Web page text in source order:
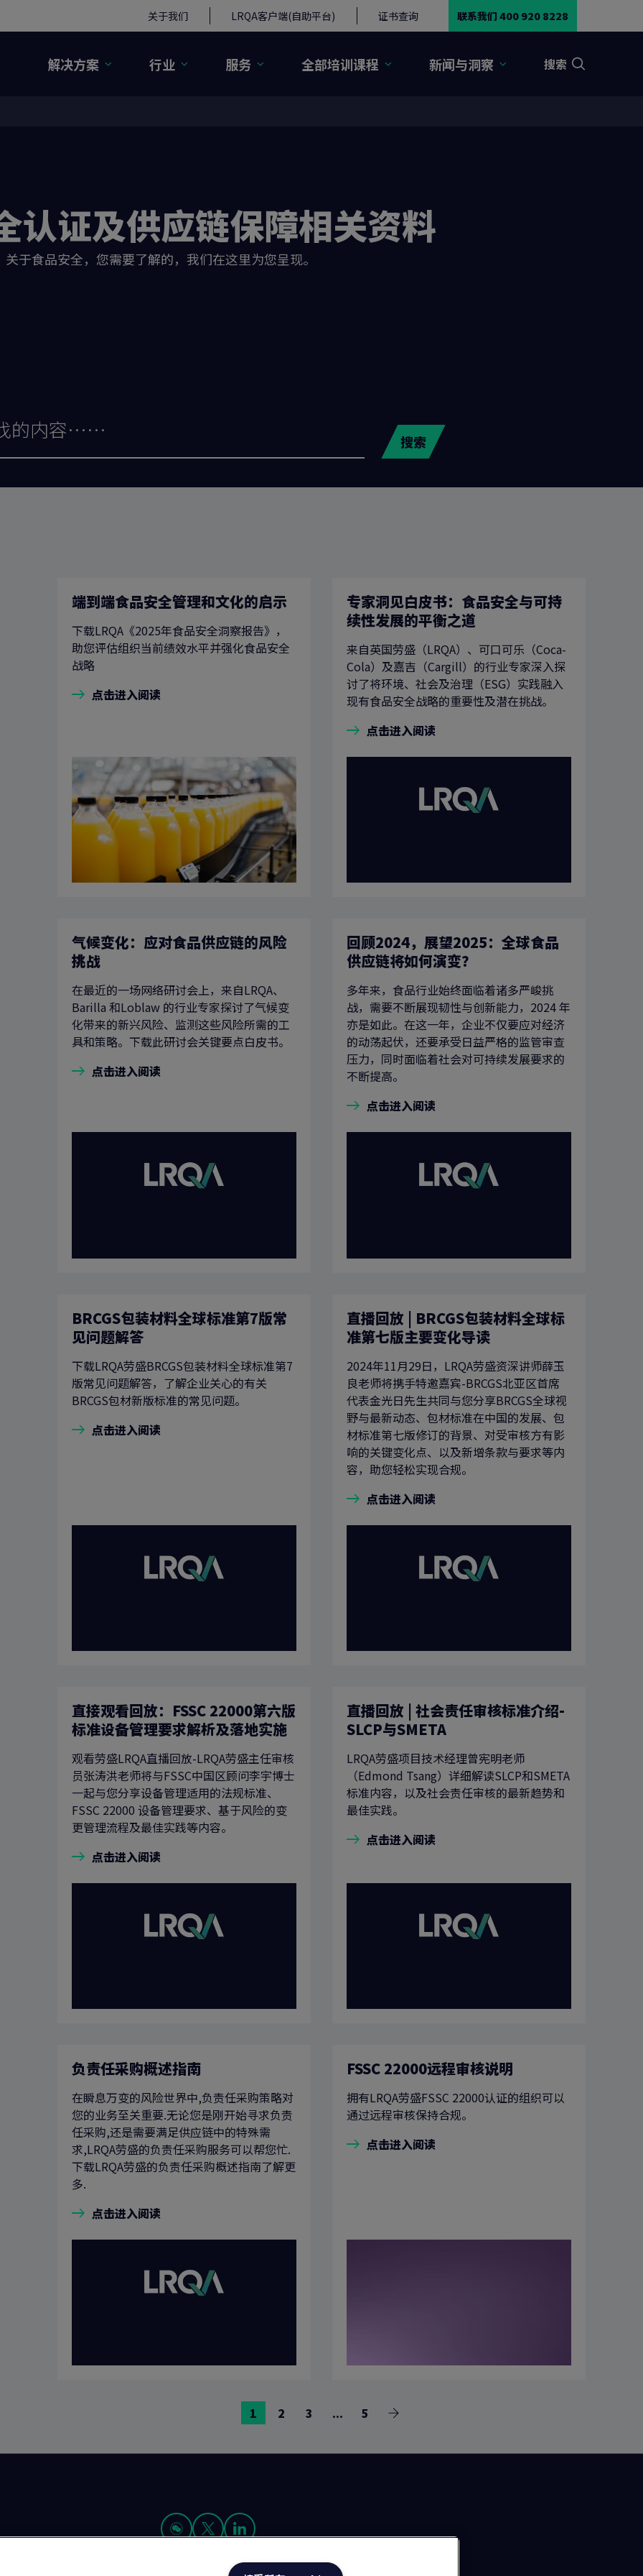
关于我们 LRQA客户端(自助平台) 证书查询 联系我们 400 920 8228
解决方案 行业 服务 全部培训课程 新闻与洞察 搜索
认证及供应链保障相关资料
关于食品安全，您需要了解的，我们在这里为您呈现。
搜索
端到端食品安全管理和文化的启示
下载LRQA《2025年食品安全洞察报告》，
助您评估组织当前绩效水平并强化食品安全
战略
点击进入阅读
专家洞见白皮书：食品安全与可持
续性发展的平衡之道
来自英国劳盛（LRQA）、可口可乐（Coca-
Cola）及嘉吉（Cargill）的行业专家深入探
讨了将环境、社会及治理（ESG）实践融入
现有食品安全战略的重要性及潜在挑战。
点击进入阅读
气候变化：应对食品供应链的风险
挑战
在最近的一场网络研讨会上，来自LRQA、
Barilla 和Loblaw 的行业专家探讨了气候变
化带来的新兴风险、监测这些风险所需的工
具和策略。下载此研讨会关键要点白皮书。
点击进入阅读
回顾2024，展望2025：全球食品
供应链将如何演变？
多年来，食品行业始终面临着诸多严峻挑
战，需要不断展现韧性与创新能力，2024 年
亦是如此。在这一年，企业不仅要应对经济
的动荡起伏，还要承受日益严格的监管审查
压力，同时面临着社会对可持续发展要求的
不断提高。
点击进入阅读
BRCGS包装材料全球标准第7版常
见问题解答
下载LRQA劳盛BRCGS包装材料全球标准第7
版常见问题解答，了解企业关心的有关
BRCGS包材新版标准的常见问题。
点击进入阅读
直播回放 | BRCGS包装材料全球标
准第七版主要变化导读
2024年11月29日，LRQA劳盛资深讲师薛玉
良老师将携手特邀嘉宾-BRCGS北亚区首席
代表金光日先生共同与您分享BRCGS全球视
野与最新动态、包材标准在中国的发展、包
材标准第七版修订的背景、对受审核方有影
响的关键变化点、以及新增条款与要求等内
容，助您轻松实现合规。
点击进入阅读
直接观看回放：FSSC 22000第六版
标准设备管理要求解析及落地实施
观看劳盛LRQA直播回放-LRQA劳盛主任审核
员张涛洪老师将与FSSC中国区顾问李宇博士
一起与您分享设备管理适用的法规标准、
FSSC 22000 设备管理要求、基于风险的变
更管理流程及最佳实践等内容。
点击进入阅读
直播回放 | 社会责任审核标准介绍-
SLCP与SMETA
LRQA劳盛项目技术经理曾宪明老师
（Edmond Tsang）详细解读SLCP和SMETA
标准内容，以及社会责任审核的最新趋势和
最佳实践。
点击进入阅读
负责任采购概述指南
在瞬息万变的风险世界中,负责任采购策略对
您的业务至关重要.无论您是刚开始寻求负责
任采购,还是需要满足供应链中的特殊需
求,LRQA劳盛的负责任采购服务可以帮您忙.
下载LRQA劳盛的负责任采购概述指南了解更
多.
点击进入阅读
FSSC 22000远程审核说明
拥有LRQA劳盛FSSC 22000认证的组织可以
通过远程审核保持合规。
点击进入阅读
下
页
前
往
1
前
2
前
3
前
页
4
前
5